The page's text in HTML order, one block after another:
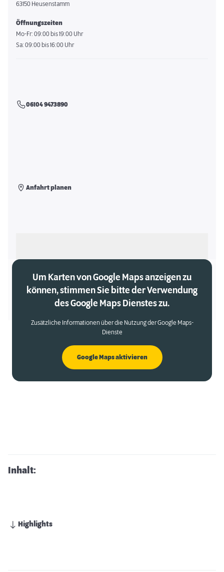
63150 Heusenstamm
Öffnungszeiten
Mo-Fr: 09:00 bis 19:00 Uhr
Sa: 09:00 bis 16:00 Uhr
06104 9473890
Anfahrt planen
Um Karten von Google Maps anzeigen zu
können, stimmen Sie bitte der Verwendung
des Google Maps Dienstes zu.
Zusätzliche Informationen über die Nutzung der Google Maps-
Dienste
Google Maps aktivieren
Inhalt:
Highlights